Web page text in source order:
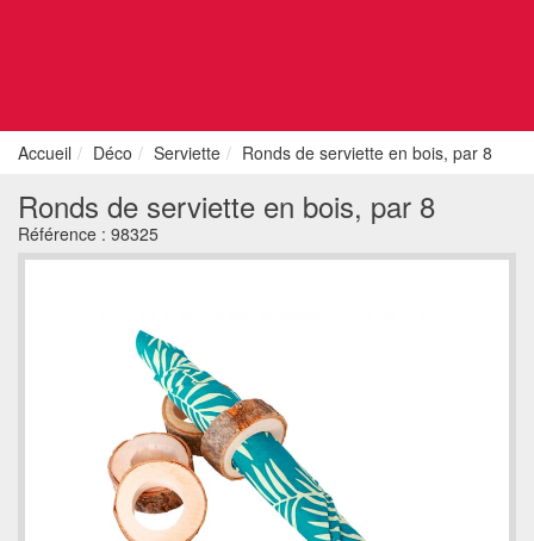
Accueil Déco Serviette Ronds de serviette en bois, par 8
Ronds de serviette en bois, par 8
Référence : 98325